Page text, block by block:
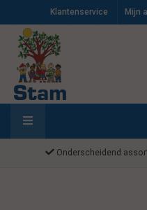
Klantenservice Mijn
Onderscheidend